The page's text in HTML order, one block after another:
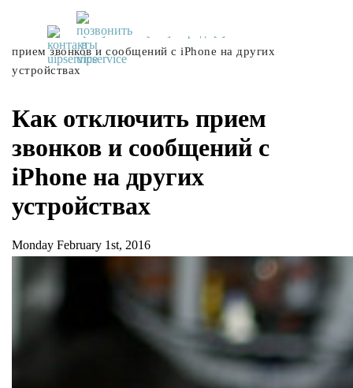
UiPservice »[:ru]Советы[:ua]Поради[:]
прием звонков и сообщений с iPhone на других
устройствах
Как отключить прием
звонков и сообщений с
iPhone на других
устройствах
Monday February 1st, 2016